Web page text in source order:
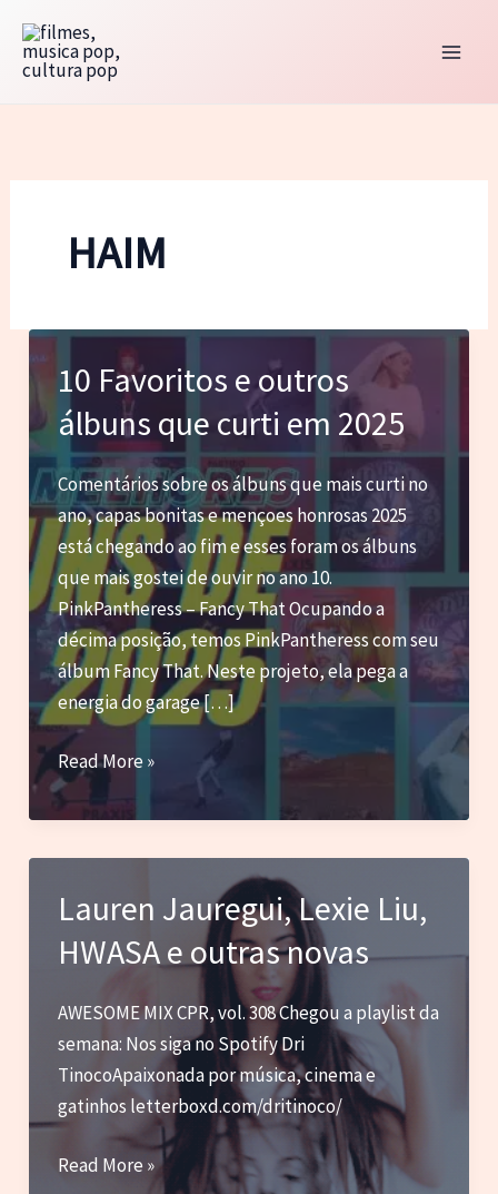
para
HAIM
10 Favoritos e outros
álbuns que curti em 2025
Comentários sobre os álbuns que mais curti no
ano, capas bonitas e mençoes honrosas 2025
está chegando ao fim e esses foram os álbuns
que mais gostei de ouvir no ano 10.
PinkPantheress – Fancy That Ocupando a
décima posição, temos PinkPantheress com seu
álbum Fancy That. Neste projeto, ela pega a
energia do garage […]
10
Favoritos
e
outros
que
curti
2025
Read More »
Lauren Jauregui, Lexie Liu,
HWASA e outras novas
AWESOME MIX CPR, vol. 308 Chegou a playlist da
semana: Nos siga no Spotify Dri
TinocoApaixonada por música, cinema e
gatinhos letterboxd.com/dritinoco/
Lauren
Read More »